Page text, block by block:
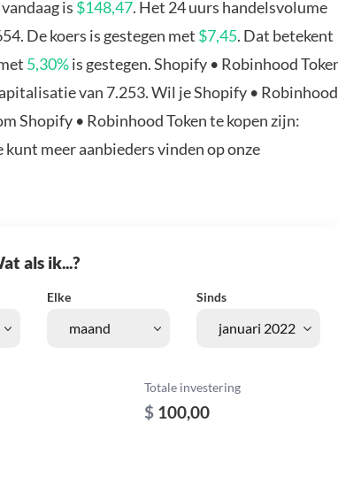
is $148,47. Het 24 uurs handelsvolume
De koers is gestegen met $7,45. Dat betekent
5,30%is gestegen. Shopify • Robinhood
van 7.253. Wil je Shopify • Robinhood
Shopify • Robinhood Token te kopen zijn:
meer aanbieders vinden op onze
als ik...?
Elke Sinds
Totale investering
$ 100,00